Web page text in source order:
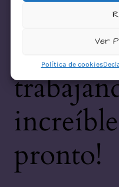
Ver
Política de cookies
pronto!